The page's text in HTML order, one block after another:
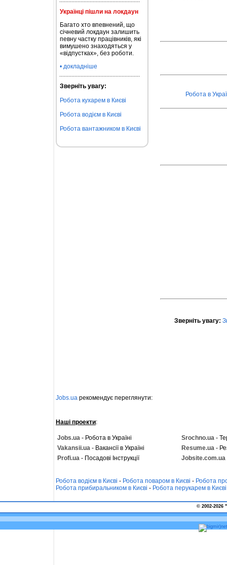
Українці пішли на локдаун
Багато хто впевнений, що
січневий локдаун залишить
певну частку працівників, які
вимушено знаходяться у
«відпустках», без роботи.
• докладніше
Зверніть увагу:
Робота кухарем в Києві
Робота водієм в Києві
Робота вантажником в Києві
Робота в
Зверніть увагу:
Jobs.ua рекомендує переглянути:
Наші проекти:
Jobs.ua - Робота в Україні Srochno.ua -
Vakansii.ua - Вакансії в Україні Resume.ua -
Profi.ua - Посадові Інструкції Jobsite.com.ua
Робота водієм в Києві - Робота поваром в Києві - Робота
Робота прибиральником в Києві - Робота перукарем в Києві
© 2002-2026